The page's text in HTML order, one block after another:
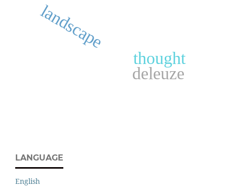
deleuze
landscape
thought
LANGUAGE
English